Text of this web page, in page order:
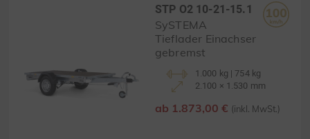
STP O2 10-21-15.1
SySTEMA
Tieflader Einachser
gebremst
1.000 kg | 754 kg
2.100 × 1.530 mm
ab 1.873,00 € (inkl. MwSt.)